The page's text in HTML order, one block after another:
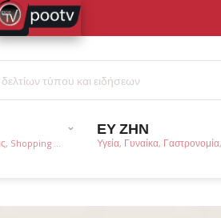
Shopping ...
ΕΥ ΖΗΝ
Υγεία, Γυναίκα,